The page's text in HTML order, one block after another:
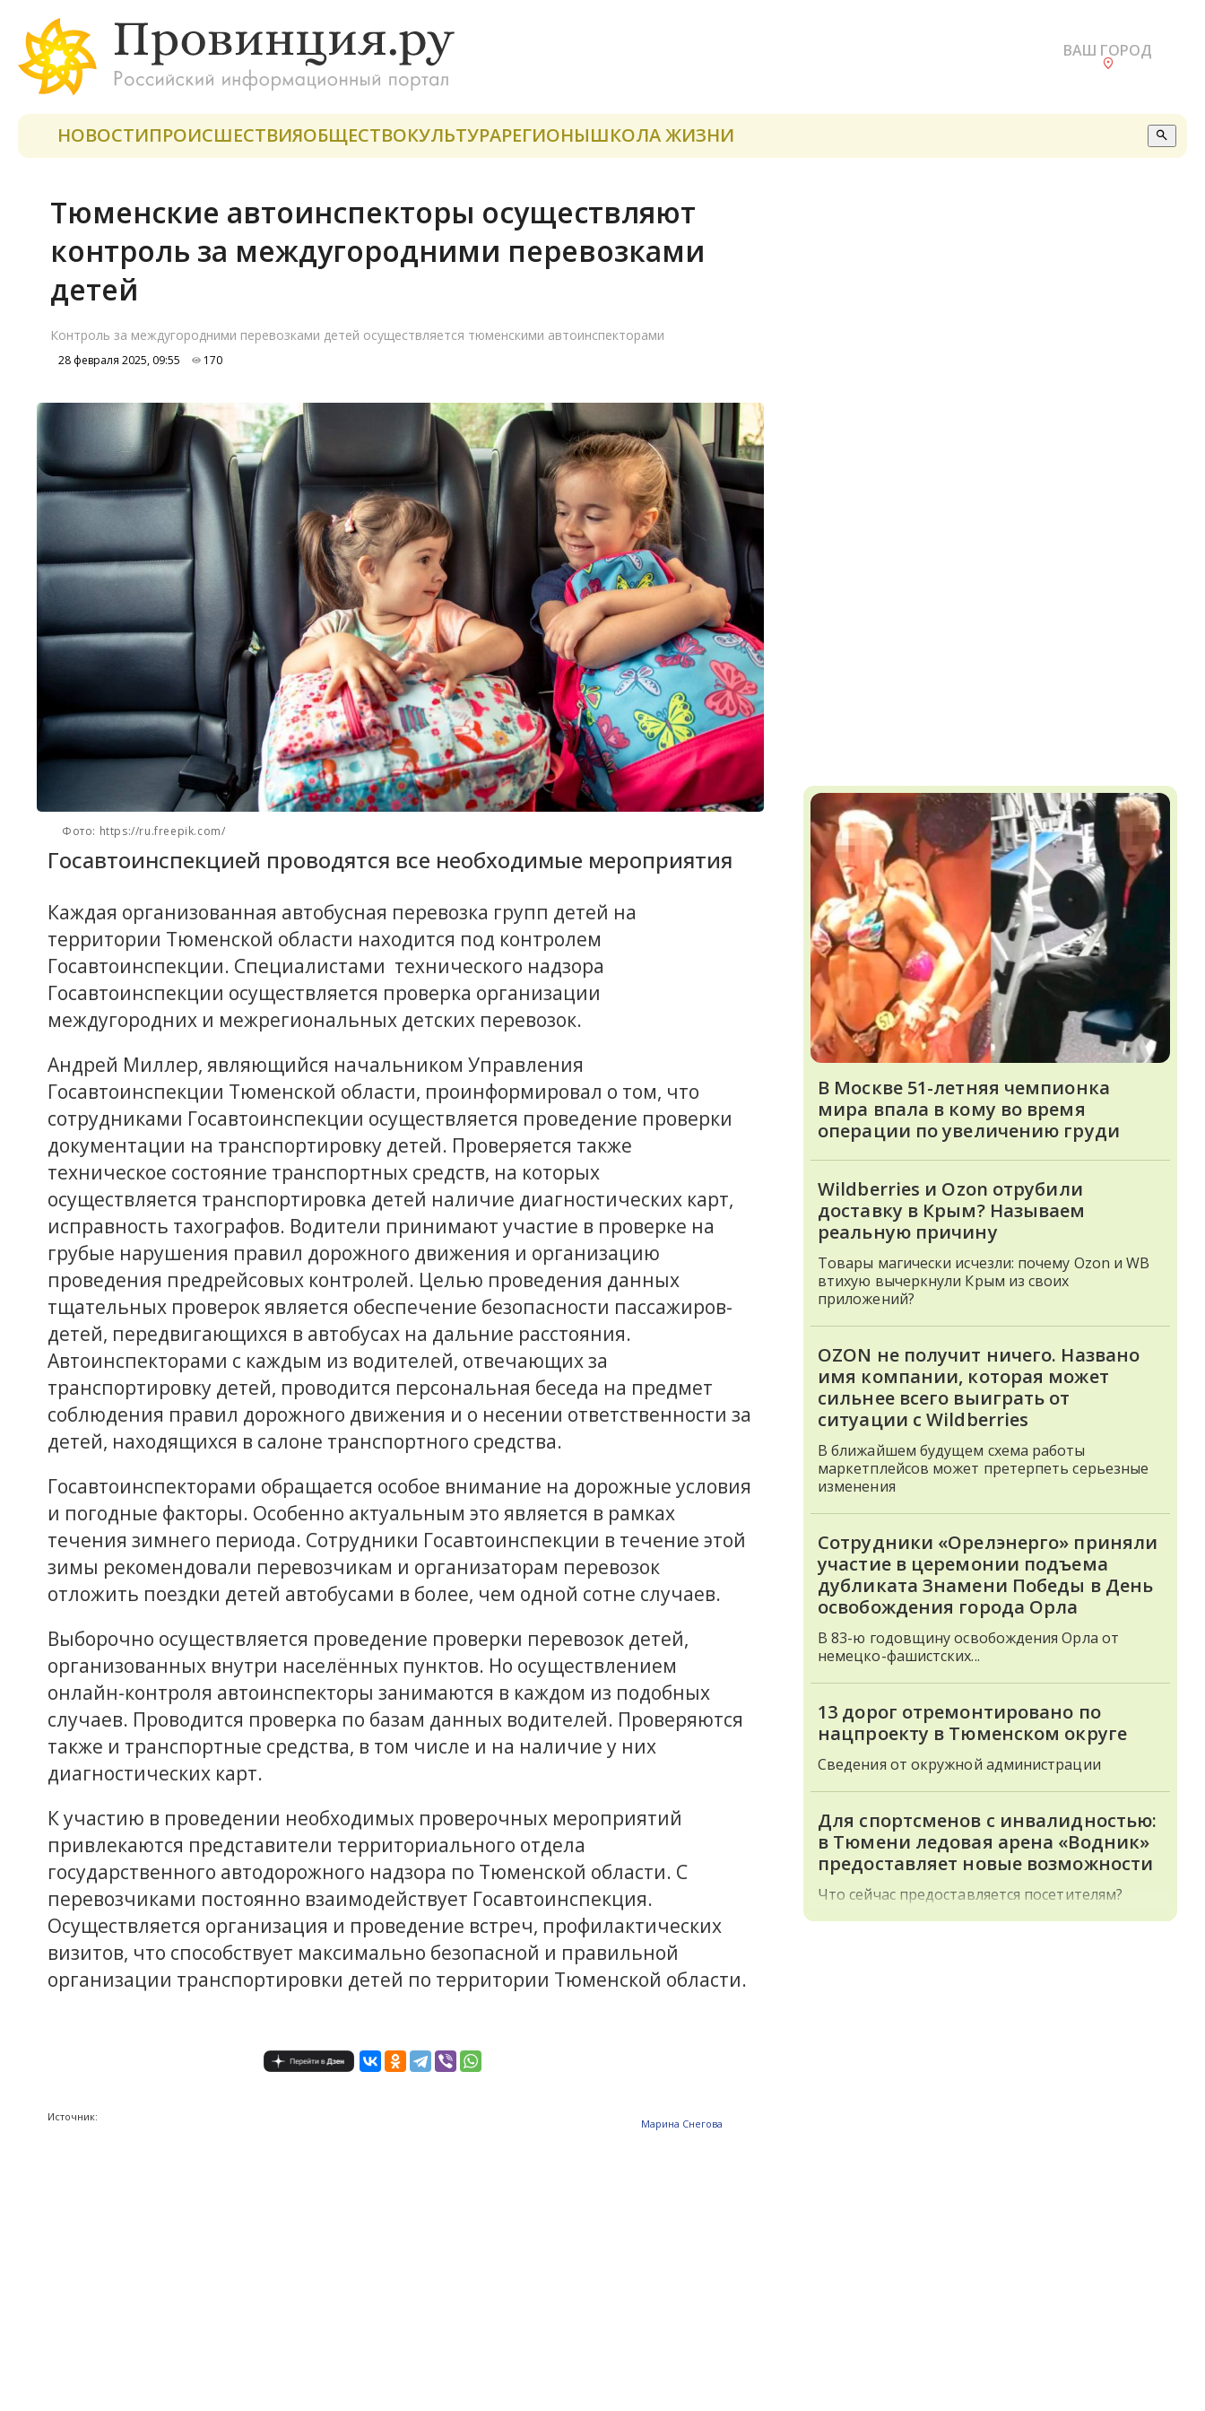
ВАШ ГОРОД
НОВОСТИПРОИСШЕСТВИЯОБЩЕСТВОКУЛЬТУРАРЕГИОНЫШКОЛА ЖИЗНИ
Тюменские автоинспекторы осуществляют
контроль за междугородними перевозками
детей
Контроль за междугородними перевозками детей осуществляется тюменскими автоинспекторами
28 февраля 2025, 09:55 170
Фото: https://ru.freepik.com/
Госавтоинспекцией проводятся все необходимые мероприятия
Каждая организованная автобусная перевозка групп детей на
территории Тюменской области находится под контролем
Госавтоинспекции. Специалистами технического надзора
Госавтоинспекции осуществляется проверка организации
междугородних и межрегиональных детских перевозок.
Андрей Миллер, являющийся начальником Управления
Госавтоинспекции Тюменской области, проинформировал о том, что
сотрудниками Госавтоинспекции осуществляется проведение проверки
документации на транспортировку детей. Проверяется также
техническое состояние транспортных средств, на которых
осуществляется транспортировка детей наличие диагностических карт,
исправность тахографов. Водители принимают участие в проверке на
грубые нарушения правил дорожного движения и организацию
проведения предрейсовых контролей. Целью проведения данных
тщательных проверок является обеспечение безопасности пассажиров-
детей, передвигающихся в автобусах на дальние расстояния.
Автоинспекторами с каждым из водителей, отвечающих за
транспортировку детей, проводится персональная беседа на предмет
соблюдения правил дорожного движения и о несении ответственности за
детей, находящихся в салоне транспортного средства.
Госавтоинспекторами обращается особое внимание на дорожные условия
и погодные факторы. Особенно актуальным это является в рамках
течения зимнего периода. Сотрудники Госавтоинспекции в течение этой
зимы рекомендовали перевозчикам и организаторам перевозок
отложить поездки детей автобусами в более, чем одной сотне случаев.
Выборочно осуществляется проведение проверки перевозок детей,
организованных внутри населённых пунктов. Но осуществлением
онлайн-контроля автоинспекторы занимаются в каждом из подобных
случаев. Проводится проверка по базам данных водителей. Проверяются
также и транспортные средства, в том числе и на наличие у них
диагностических карт.
К участию в проведении необходимых проверочных мероприятий
привлекаются представители территориального отдела
государственного автодорожного надзора по Тюменской области. С
перевозчиками постоянно взаимодействует Госавтоинспекция.
Осуществляется организация и проведение встреч, профилактических
визитов, что способствует максимально безопасной и правильной
организации транспортировки детей по территории Тюменской области.
Источник:
Mарина Снегова
В Москве 51-летняя чемпионка
мира впала в кому во время
операции по увеличению груди
Wildberries и Ozon отрубили
доставку в Крым? Называем
реальную причину
Товары магически исчезли: почему Ozon и WB
втихую вычеркнули Крым из своих
приложений?
OZON не получит ничего. Названо
имя компании, которая может
сильнее всего выиграть от
ситуации с Wildberries
В ближайшем будущем схема работы
маркетплейсов может претерпеть серьезные
изменения
Сотрудники «Орелэнерго» приняли
участие в церемонии подъема
дубликата Знамени Победы в День
освобождения города Орла
В 83-ю годовщину освобождения Орла от
немецко-фашистских...
13 дорог отремонтировано по
нацпроекту в Тюменском округе
Сведения от окружной администрации
Для спортсменов с инвалидностью:
в Тюмени ледовая арена «Водник»
предоставляет новые возможности
Что сейчас предоставляется посетителям?